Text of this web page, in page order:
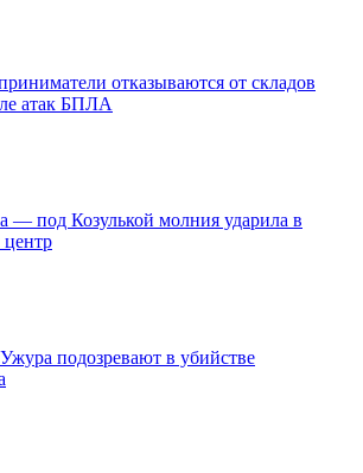
отказываются от складов
атак БПЛА
— под Козулькой молния ударила в
подозревают в убийстве